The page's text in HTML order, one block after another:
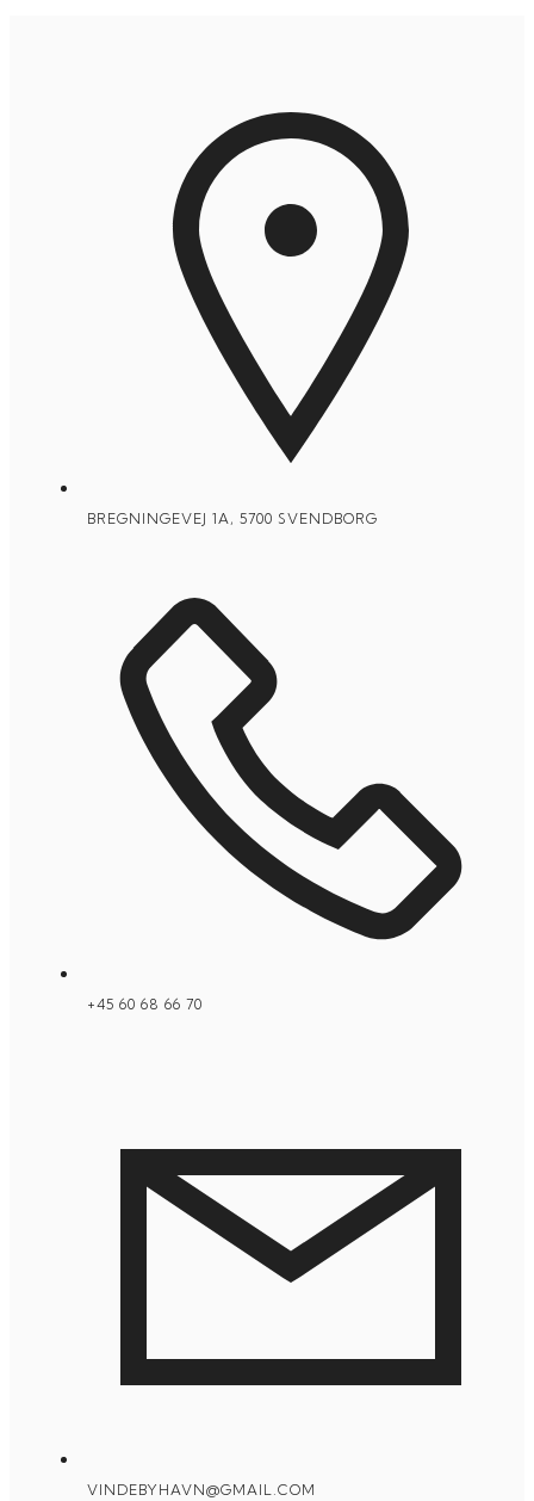
BREGNINGEVEJ 1A, 5700 SVENDBORG
+45 60 68 66 70
VINDEBYHAVN@GMAIL.COM